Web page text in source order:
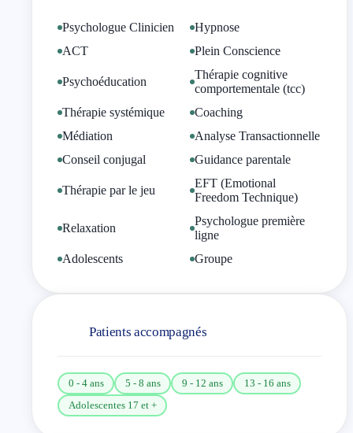
Psychologue Clinicien
Hypnose
ACT
Plein Conscience
Psychoéducation
Thérapie cognitive
comportementale (tcc)
Thérapie systémique
Coaching
Médiation
Analyse Transactionnelle
Conseil conjugal
Guidance parentale
Thérapie par le jeu
EFT (Emotional
Freedom Technique)
Relaxation
Psychologue première
ligne
Adolescents
Groupe
Patients accompagnés
0 - 4 ans 5 - 8 ans 9 - 12 ans
13 - 16 ans
Adolescentes 17 et +